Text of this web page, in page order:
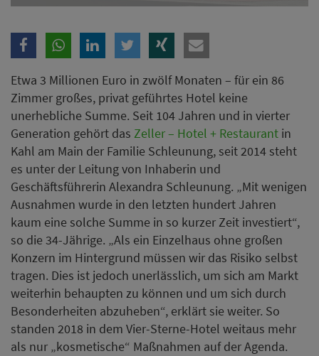
Etwa 3 Millionen Euro in zwölf Monaten – für ein 86
Zimmer großes, privat geführtes Hotel keine
unerhebliche Summe. Seit 104 Jahren und in vierter
Generation gehört das Zeller – Hotel + Restaurant in
Kahl am Main der Familie Schleunung, seit 2014 steht
es unter der Leitung von Inhaberin und
Geschäftsführerin Alexandra Schleunung. „Mit wenigen
Ausnahmen wurde in den letzten hundert Jahren
kaum eine solche Summe in so kurzer Zeit investiert“,
so die 34-Jährige. „Als ein Einzelhaus ohne großen
Konzern im Hintergrund müssen wir das Risiko selbst
tragen. Dies ist jedoch unerlässlich, um sich am Markt
weiterhin behaupten zu können und um sich durch
Besonderheiten abzuheben“, erklärt sie weiter. So
standen 2018 in dem Vier-Sterne-Hotel weitaus mehr
als nur „kosmetische“ Maßnahmen auf der Agenda.